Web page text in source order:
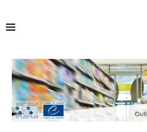
ACCUEIL
ECML.AT